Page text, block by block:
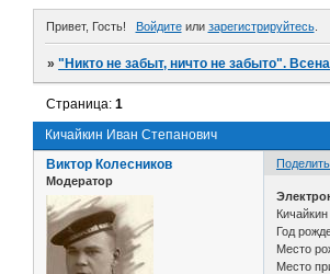
Привет, Гость! Войдитеили зарегистрируйтесь.
»"Никто не забыт, ничто не забыто".
Кичайкин Иван Степанович
Страница:1
Виктор Колесников
Модератор
Год
Место
Место